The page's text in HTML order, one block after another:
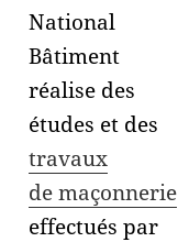
National
Bâtiment
réalise des
études et des
travaux
de maçonnerie
effectués par